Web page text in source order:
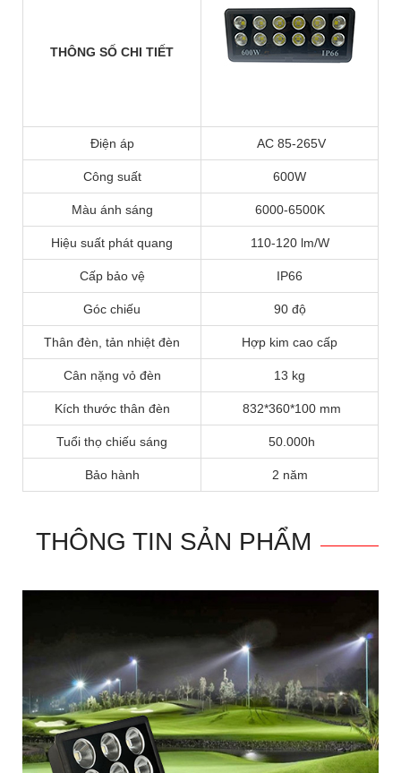
THÔNG SỐ CHI TIẾT
Điện áp AC 85-265V
Công suất 600W
Màu ánh sáng 6000-6500K
Hiệu suất phát quang 110-120 lm/W
Cấp bảo vệ IP66
Góc chiếu 90 độ
Thân đèn, tản nhiệt đèn Hợp kim cao cấp
Cân nặng vỏ đèn 13 kg
Kích thước thân đèn 832*360*100 mm
Tuổi thọ chiếu sáng 50.000h
Bảo hành 2 năm
THÔNG TIN SẢN PHẨM